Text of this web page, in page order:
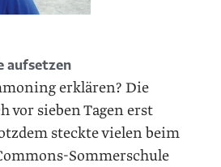
aufsetzen
erklären? Die
vor sieben Tagen erst
steckte vielen beim
Sommerschule